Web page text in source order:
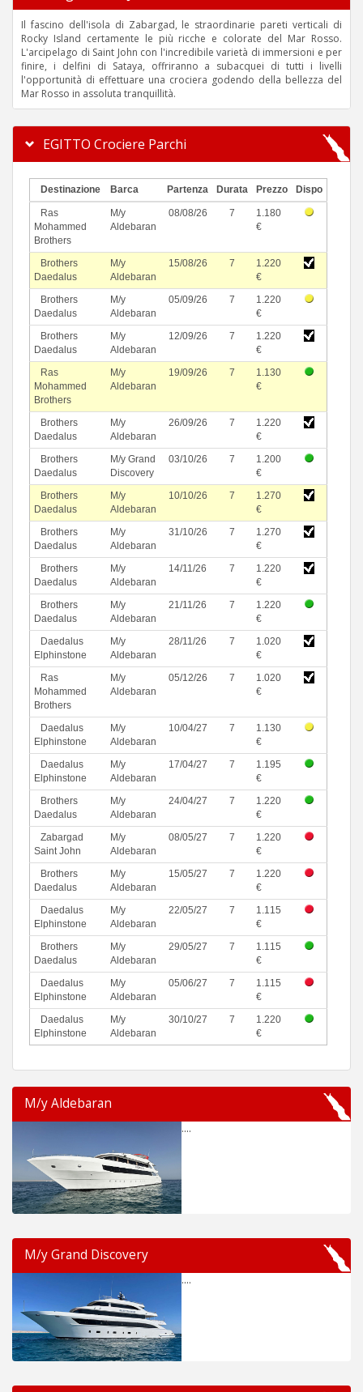
Il fascino dell'isola di Zabargad, le straordinarie pareti verticali di
Rocky Island certamente le più ricche e colorate del Mar Rosso.
L'arcipelago di Saint John con l'incredibile varietà di immersioni e per
finire, i delfini di Sataya, offriranno a subacquei di tutti i livelli
l'opportunità di effettuare una crociera godendo della bellezza del
Mar Rosso in assoluta tranquillità.
EGITTO Crociere Parchi
Destinazione Barca Partenza Durata Prezzo Dispo
Ras
Mohammed
Brothers
M/y
Aldebaran
08/08/26 7
1.180
€
Brothers
Daedalus
M/y
Aldebaran
15/08/26 7
1.220
€
Brothers
Daedalus
M/y
Aldebaran
05/09/26 7
1.220
€
Brothers
Daedalus
M/y
Aldebaran
12/09/26 7
1.220
€
Ras
Mohammed
Brothers
M/y
Aldebaran
19/09/26 7
1.130
€
Brothers
Daedalus
M/y
Aldebaran
26/09/26 7
1.220
€
Brothers
Daedalus
M/y Grand
Discovery
03/10/26 7
1.200
€
Brothers
Daedalus
M/y
Aldebaran
10/10/26 7
1.270
€
Brothers
Daedalus
M/y
Aldebaran
31/10/26 7
1.270
€
Brothers
Daedalus
M/y
Aldebaran
14/11/26 7
1.220
€
Brothers
Daedalus
M/y
Aldebaran
21/11/26 7
1.220
€
Daedalus
Elphinstone
M/y
Aldebaran
28/11/26 7
1.020
€
Ras
Mohammed
Brothers
M/y
Aldebaran
05/12/26 7
1.020
€
Daedalus
Elphinstone
M/y
Aldebaran
10/04/27 7
1.130
€
Daedalus
Elphinstone
M/y
Aldebaran
17/04/27 7
1.195
€
Brothers
Daedalus
M/y
Aldebaran
24/04/27 7
1.220
€
Zabargad
Saint John
M/y
Aldebaran
08/05/27 7
1.220
€
Brothers
Daedalus
M/y
Aldebaran
15/05/27 7
1.220
€
Daedalus
Elphinstone
M/y
Aldebaran
22/05/27 7
1.115
€
Brothers
Daedalus
M/y
Aldebaran
29/05/27 7
1.115
€
Daedalus
Elphinstone
M/y
Aldebaran
05/06/27 7
1.115
€
Daedalus
Elphinstone
M/y
Aldebaran
30/10/27 7
1.220
€
M/y Aldebaran
....
M/y Grand Discovery
....